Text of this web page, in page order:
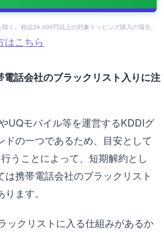
く。税込24,000円以上の対象トッピング購入の場合。
はこちら
話会社のブラックリスト入りに注
UQモバイル等を運営するKDDIグ
ドの一つであるため、目安として
うことによって、短期解約とし
携帯電話会社のブラックリスト
ます。
ックリストに入る仕組みがあるか